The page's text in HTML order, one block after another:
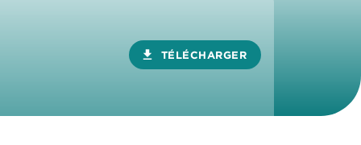
download TÉLÉCHARGER